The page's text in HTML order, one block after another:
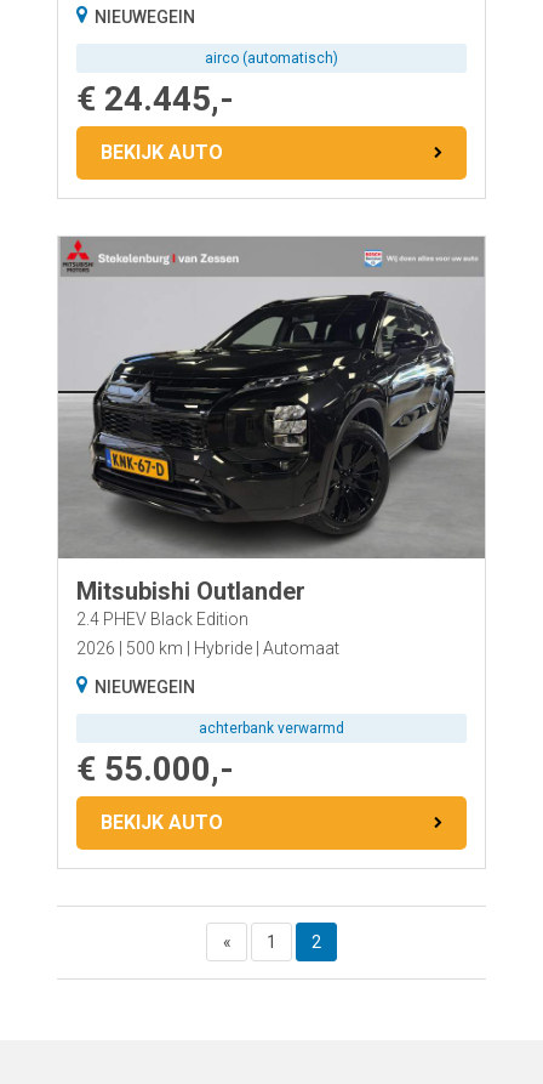
NIEUWEGEIN
airco (automatisch)
€ 24.445,-
BEKIJK AUTO
Mitsubishi Outlander
2.4 PHEV Black Edition
2026
500 km Hybride Automaat
NIEUWEGEIN
achterbank verwarmd
€ 55.000,-
BEKIJK AUTO
« 1 2